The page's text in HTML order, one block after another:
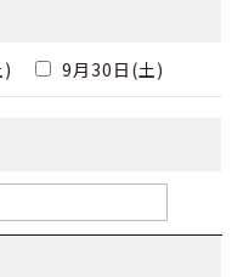
9月30日(土)